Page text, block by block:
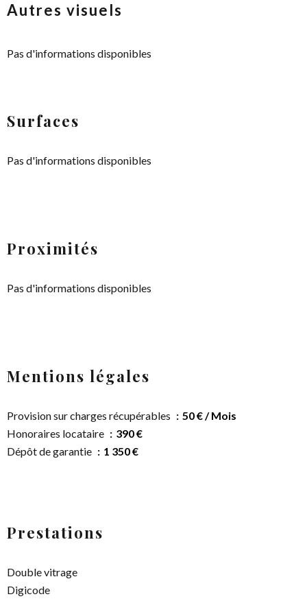
Autres visuels
Pas d'informations disponibles
Surfaces
Pas d'informations disponibles
Proximités
Pas d'informations disponibles
Mentions légales
Provision sur charges récupérables
50 € / Mois
Honoraires locataire
390 €
Dépôt de garantie
1 350 €
Prestations
Double vitrage
Digicode